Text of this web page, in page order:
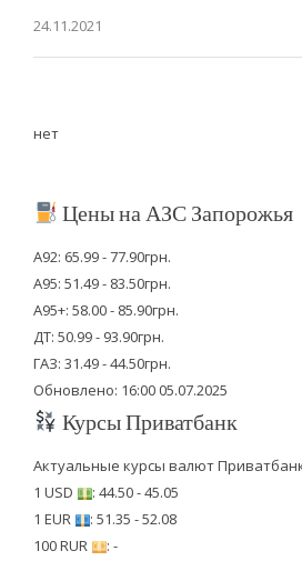
24.11.2021
нет
Цены на АЗС Запорожья
А92: 65.99 - 77.90грн.
А95: 51.49 - 83.50грн.
А95+: 58.00 - 85.90грн.
ДТ: 50.99 - 93.90грн.
ГАЗ: 31.49 - 44.50грн.
Обновлено: 16:00 05.07.2025
Курсы Приватбанк
Актуальные курсы валют
1 USD
: 44.50 - 45.05
1 EUR
: 51.35 - 52.08
100 RUR
: -